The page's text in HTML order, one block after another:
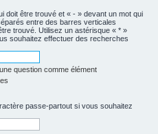
doit être trouvé et « - » devant un mot qui
entre des barres verticales
trouvé. Utilisez un astérisque « * »
souhaitez effectuer des recherches
question comme élément
passe-partout si vous souhaitez